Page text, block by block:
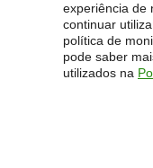
experiência de
continuar
política de
pode saber
utilizados na